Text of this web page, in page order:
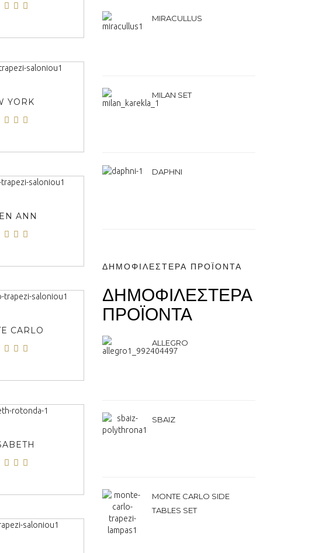
YORK
ANN
CARLO
MIRACULLUS
MILAN SET
DAPHNI
ΔΗΜΟΦΙΛΕΣΤΕΡΑ ΠΡΟΪΟΝΤΑ
ΔΗΜΟΦΙΛΕΣΤΕΡΑ
ΠΡΟΪΟΝΤΑ
ALLEGRO
SBAIZ
MONTE CARLO SIDE
TABLES SET